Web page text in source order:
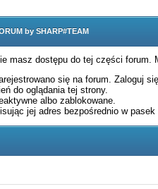
by SHARP#TEAM
masz dostępu do tej części forum.
się na forum. Zaloguj
do oglądania tej strony.
albo zablokowane.
jej adres bezpośrednio w